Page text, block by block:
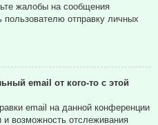
жалобы на сообщения
пользователю отправку личных
email от кого-то с этой
email на данной конференции
возможность отслеживания